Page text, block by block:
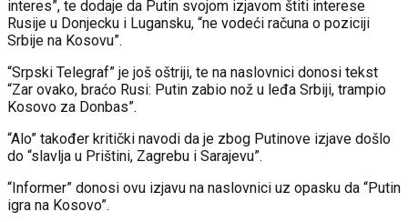
interes”, te dodaje da Putin svojom izjavom štiti interese
Rusije u Donjecku i Lugansku, “ne vodeći računa o poziciji
Srbije na Kosovu”.
“Srpski Telegraf” je još oštriji, te na naslovnici donosi tekst
“Zar ovako, braćo Rusi: Putin zabio nož u leđa Srbiji, trampio
Kosovo za Donbas”.
“Alo” također kritički navodi da je zbog Putinove izjave došlo
do “slavlja u Prištini, Zagrebu i Sarajevu”.
“Informer” donosi ovu izjavu na naslovnici uz opasku da “Putin
igra na Kosovo”.